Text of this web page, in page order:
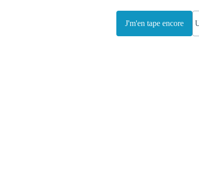
J'm'en tape encore